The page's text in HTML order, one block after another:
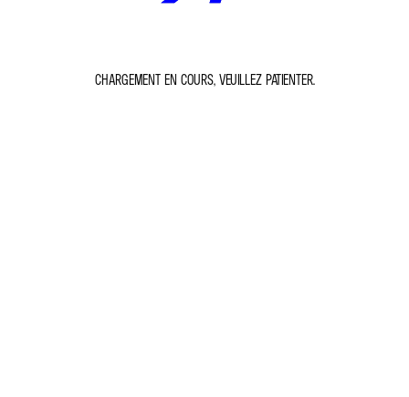
CHARGEMENT EN COURS, VEUILLEZ PATIENTER.